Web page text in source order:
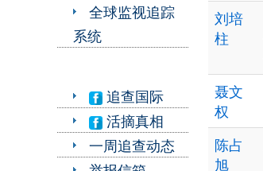
全球监视追踪
系统
追查国际
活摘真相
一周追查动态
刘培
柱
聂文
权
陈占
旭